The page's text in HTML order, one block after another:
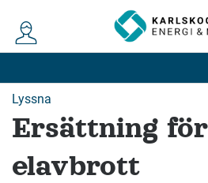
Lyssna
Ersättning för
elavbrott